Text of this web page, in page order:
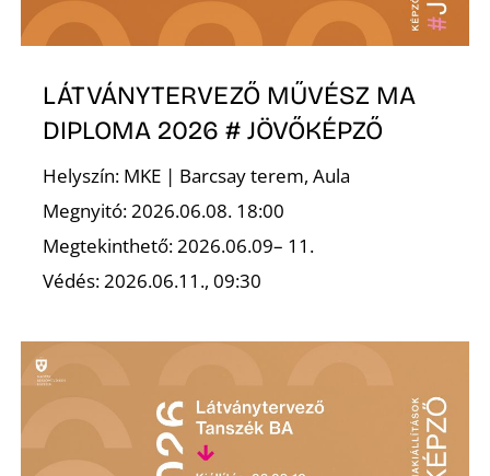
LÁTVÁNYTERVEZŐ MŰVÉSZ MA
DIPLOMA 2026 # JÖVŐKÉPZŐ
Helyszín: MKE | Barcsay terem, Aula
Megnyitó: 2026.06.08. 18:00
Megtekinthető: 2026.06.09– 11.
Védés: 2026.06.11., 09:30